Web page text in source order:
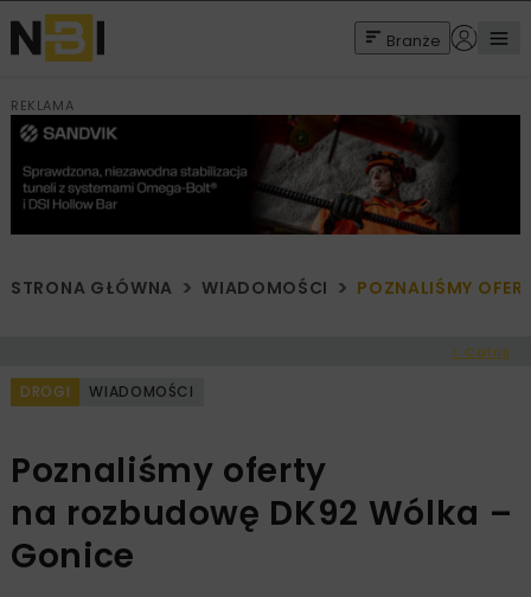
Branże
REKLAMA
STRONA GŁÓWNA WIADOMOŚCI POZNALIŚMY
< Cofnij
DROGI WIADOMOŚCI
Poznaliśmy oferty
na rozbudowę DK92 Wólka –
Gonice